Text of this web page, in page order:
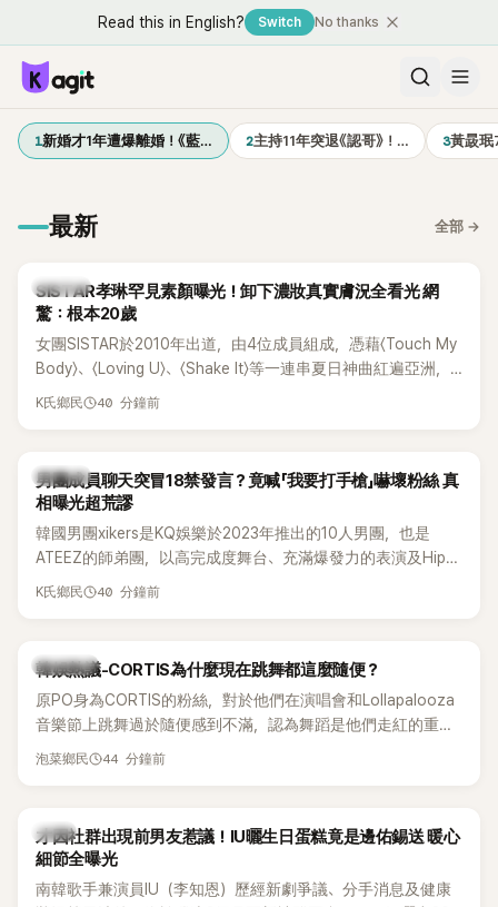
Read this in English? Switch No thanks
1新婚才1年遭爆離婚！《藍… 2主持11年突退《認哥》！… 3黃晸
最新 全部 →
K-POP
SISTAR孝琳罕見素顏曝光！卸下濃妝真實膚況全看光 網
驚：根本20歲
女團SISTAR於2010年出道，由4位成員組成，憑藉〈Touch My
Body〉、〈Loving U〉、〈Shake It〉等一連串夏日神曲紅遍亞洲，
獲封「夏日女王」。不過，團體在出道滿7年後宣布解散，成員各
不僅展現兩人多年不變的好交情，她幾乎素顏入鏡的真實模
樣，也意外掀起網友熱議。
K氏鄉民 40 分鐘前
K-POP
男團成員聊天突冒18禁發言？竟喊「我要打手槍」嚇壞粉絲 真
相曝光超荒謬
韓國男團xikers是KQ娛樂於2023年推出的10人男團，也是
ATEEZ的師弟團，以高完成度舞台、充滿爆發力的表演及Hip-
Hop風格聞名，出道後迅速累積大批海內外粉絲，近年也陸續
K氏鄉民 40 分鐘前
熱議討論
韓娛熱議-CORTIS為什麼現在跳舞都這麼隨便？
原PO身為CORTIS的粉絲，對於他們在演唱會和Lollapalooza
音樂節上跳舞過於隨便感到不滿，認為舞蹈是他們走紅的重要
原因，希望他們能更認真地表演。
泡菜鄉民 44 分鐘前
韓星
才因社群出現前男友惹議！IU曬生日蛋糕竟是邊佑錫送 暖心
細節全曝光
南韓歌手兼演員IU（李知恩）歷經新劇爭議、分手消息及健康